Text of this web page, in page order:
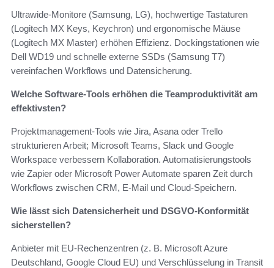
Ultrawide‑Monitore (Samsung, LG), hochwertige Tastaturen
(Logitech MX Keys, Keychron) und ergonomische Mäuse
(Logitech MX Master) erhöhen Effizienz. Dockingstationen wie
Dell WD19 und schnelle externe SSDs (Samsung T7)
vereinfachen Workflows und Datensicherung.
Welche Software‑Tools erhöhen die Teamproduktivität am
effektivsten?
Projektmanagement‑Tools wie Jira, Asana oder Trello
strukturieren Arbeit; Microsoft Teams, Slack und Google
Workspace verbessern Kollaboration. Automatisierungstools
wie Zapier oder Microsoft Power Automate sparen Zeit durch
Workflows zwischen CRM, E‑Mail und Cloud‑Speichern.
Wie lässt sich Datensicherheit und DSGVO‑Konformität
sicherstellen?
Anbieter mit EU‑Rechenzentren (z. B. Microsoft Azure
Deutschland, Google Cloud EU) und Verschlüsselung in Transit